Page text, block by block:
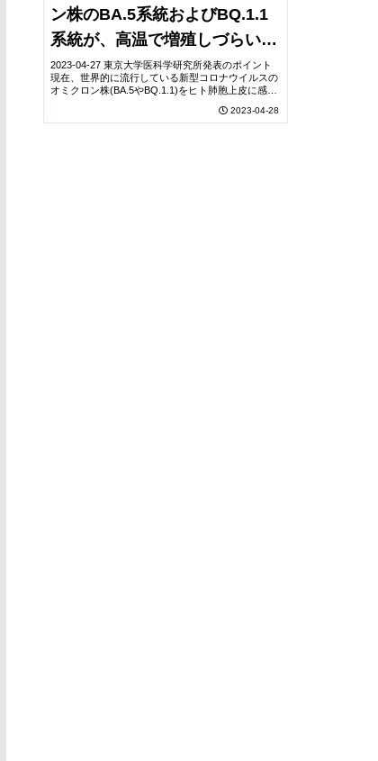
ン株のBA.5系統およびBQ.1.1
系統が、高温で増殖しづらいこ
とを解明
2023-04-27 東京大学医科学研究所発表のポイント
現在、世界的に流行している新型コロナウイルスの
オミクロン株(BA.5やBQ.1.1)をヒト肺胞上皮に感染
2023-04-28